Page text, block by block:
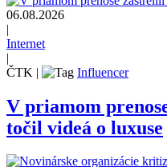
06.08.2026
|
Internet
|
ČTK | Influencer
V priamom
točil videá o luxuse